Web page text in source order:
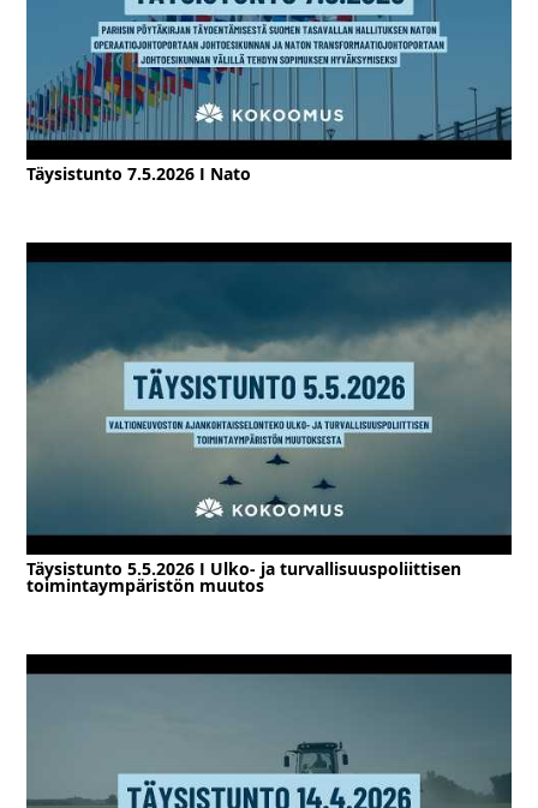
Täysistunto 7.5.2026 I Nato
Täysistunto 5.5.2026 I Ulko- ja turvallisuuspoliittisen
toimintaympäristön muutos